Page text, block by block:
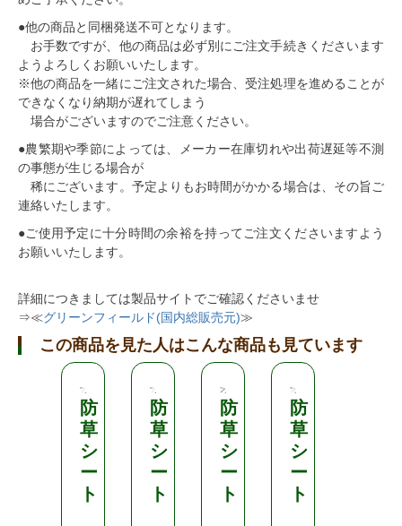
●他の商品と同梱発送不可となります。
お手数ですが、他の商品は必ず別にご注文手続きくださいます
ようよろしくお願いいたします。
※他の商品を一緒にご注文された場合、受注処理を進めることが
できなくなり納期が遅れてしまう
場合がございますのでご注意ください。
●農繁期や季節によっては、メーカー在庫切れや出荷遅延等不測
の事態が生じる場合が
稀にございます。予定よりもお時間がかかる場合は、その旨ご
連絡いたします。
●ご使用予定に十分時間の余裕を持ってご注文くださいますよう
お願いいたします。
詳細につきましては製品サイトでご確認くださいませ
⇒≪グリーンフィールド(国内総販売元)≫
この商品を見た人はこんな商品も見ています
防
草
シ
ー
ト
防
草
シ
ー
ト
防
草
シ
ー
ト
防
草
シ
ー
ト